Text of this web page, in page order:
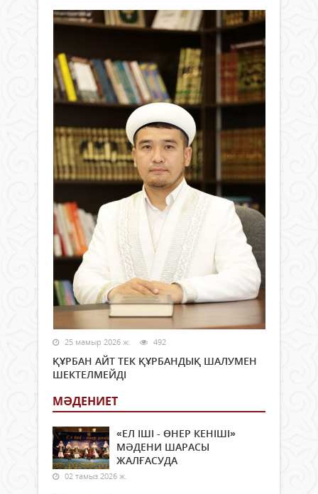
25 мамыр 2026 ж. 492
ҚҰРБАН АЙТ ТЕК ҚҰРБАНДЫҚ ШАЛУМЕН
ШЕКТЕЛМЕЙДІ
МӘДЕНИЕТ
«ЕЛ ІШІ - ӨНЕР КЕНІШІ»
МӘДЕНИ ШАРАСЫ
ЖАЛҒАСУДА
02 тамыз 2026 ж.